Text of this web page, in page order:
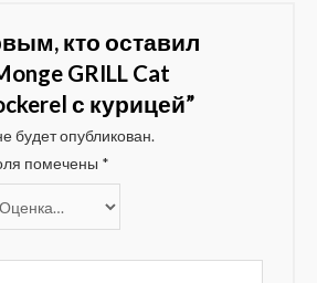
кто оставил
GRILL Cat
с курицей”
будет опубликован.
помечены *